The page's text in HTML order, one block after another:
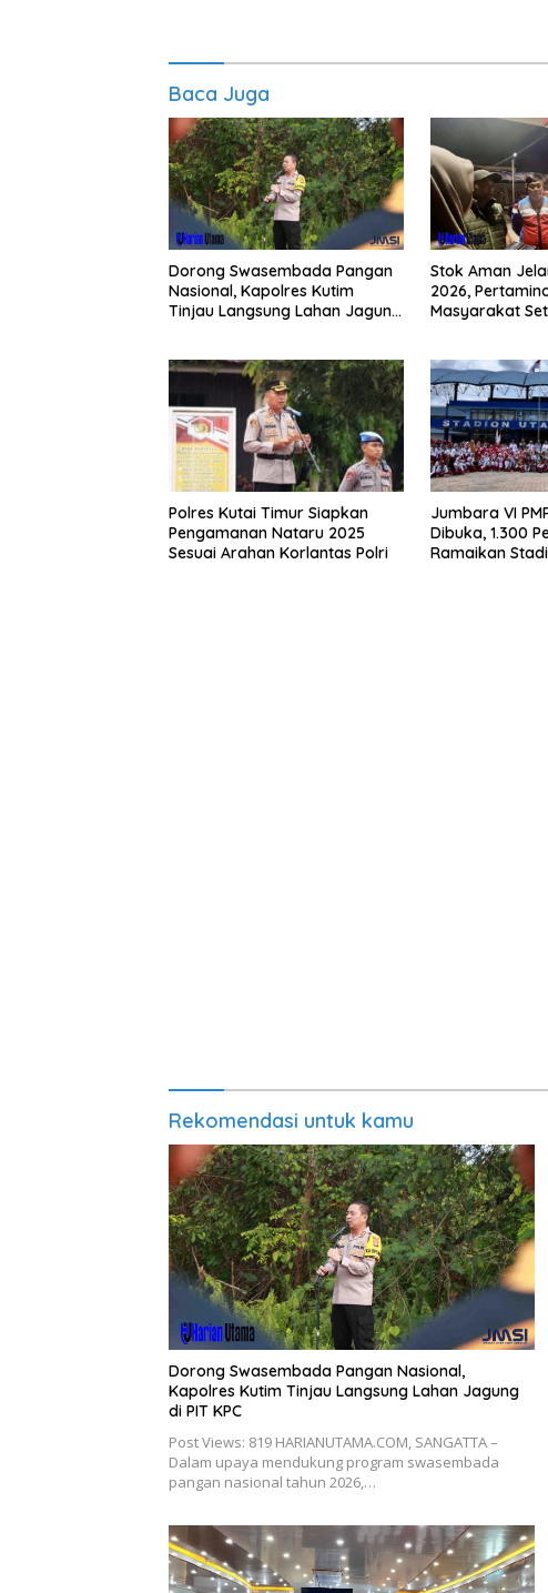
Baca Juga
Dorong Swasembada Pangan
Nasional, Kapolres Kutim
Tinjau Langsung Lahan Jagung
Stok Aman
2026,
Masyarakat
Polres Kutai Timur Siapkan
Pengamanan Nataru 2025
Sesuai Arahan Korlantas Polri
Jumbara VI
Dibuka, 1.300
Ramaikan
Rekomendasi untuk kamu
Dorong Swasembada Pangan Nasional,
Kapolres Kutim Tinjau Langsung Lahan Jagung
di PIT KPC
Post Views: 819 HARIANUTAMA.COM, SANGATTA –
Dalam upaya mendukung program swasembada
pangan nasional tahun 2026,…